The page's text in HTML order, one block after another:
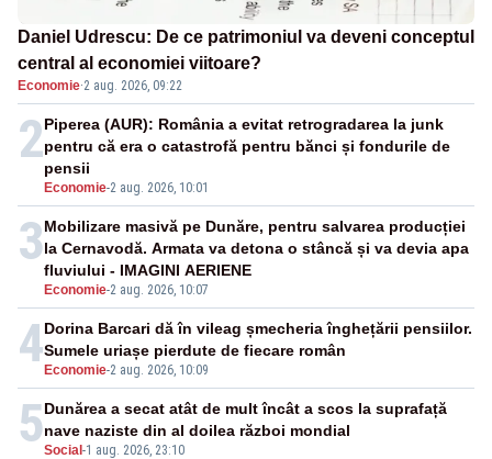
Daniel Udrescu: De ce patrimoniul va deveni conceptul
central al economiei viitoare?
Economie·2 aug. 2026, 09:22
2
Economie-2 aug. 2026, 10:01
Piperea (AUR): România a evitat retrogradarea la junk
pentru că era o catastrofă pentru bănci și fondurile de
pensii
3
Economie-2 aug. 2026, 10:07
Mobilizare masivă pe Dunăre, pentru salvarea producției
la Cernavodă. Armata va detona o stâncă și va devia apa
fluviului - IMAGINI AERIENE
4 Economie-2 aug. 2026, 10:09
Dorina Barcari dă în vileag șmecheria înghețării pensiilor.
Sumele uriașe pierdute de fiecare român
5Social -1 aug. 2026, 23:10
Dunărea a secat atât de mult încât a scos la suprafață
nave naziste din al doilea război mondial